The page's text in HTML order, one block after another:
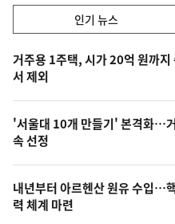
인
기,
최
신,
오
늘
의
영
상
인기 뉴스
인
기
뉴
스
거주용 1주택, 시가 20억 원까지
서 제외
'서울대 10개 만들기' 본격화…
속 선정
내년부터 아르헨산 원유 수입…
력 체계 마련